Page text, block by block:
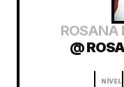
ROSANA
@
NÍVEL